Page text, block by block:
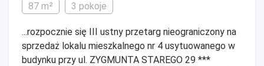
87 m²
3 pokoje
...rozpocznie się III ustny przetarg nieograniczony na
sprzedaż lokalu mieszkalnego nr 4 usytuowanego w
budynku przy ul. ZYGMUNTA STAREGO 29 ***